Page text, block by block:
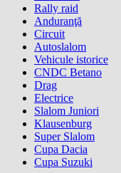
Rally raid
Anduranţă
Circuit
Autoslalom
Vehicule istorice
CNDC Betano
Drag
Electrice
Slalom Juniori
Klausenburg
Super Slalom
Cupa Dacia
Cupa Suzuki